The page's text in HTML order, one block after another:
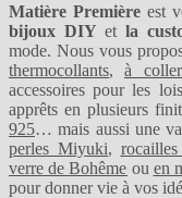
Matière Première est
bijoux DIY etla
mode. Nous vous
thermocollants,à coller
accessoires pour les
apprêts en plusieurs
925… mais aussi une
perles Miyuki,
verre de Bohême ou en
pour donner vie à vos